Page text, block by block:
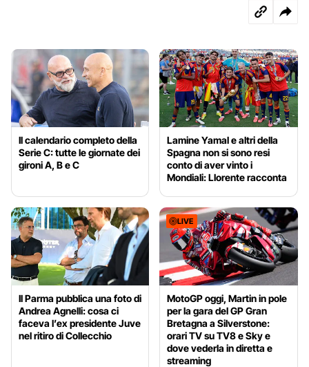
Il calendario completo della
Serie C: tutte le giornate dei
gironi A, B e C
Lamine Yamal e altri della
Spagna non si sono resi
conto di aver vinto i
Mondiali: Llorente racconta
Il Parma pubblica una foto di
Andrea Agnelli: cosa ci
faceva l’ex presidente Juve
nel ritiro di Collecchio
LIVE
MotoGP oggi, Martin in pole
per la gara del GP Gran
Bretagna a Silverstone:
orari TV su TV8 e Sky e
dove vederla in diretta e
streaming